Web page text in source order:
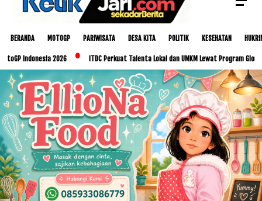
BERANDA MOTOGP PARIWISATA DESA KITA POLITIK KESEHATAN
2026 ITDC Perkuat Talenta Lokal dan UMKM Lewat Program Glorious Golo